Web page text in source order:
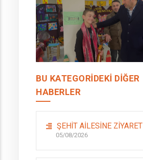
BU KATEGORIDEKI DIĞER
HABERLER
ŞEHİT AİLESİNE ZİYARET
05/08/2026